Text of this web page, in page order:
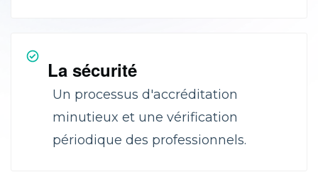
La sécurité
Un processus d'accréditation
minutieux et une vérification
périodique des professionnels.